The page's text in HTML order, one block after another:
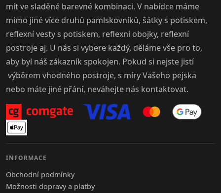
mít ve sladěné barevné kombinaci. V nabídce máme
mimo jiné více druhů pamlskovníků, šátky s potiskem,
reflexní vesty s potiskem, reflexní obojky, reflexní
postroje aj. U nás si vybere každý, děláme vše pro to,
aby byl náš zákazník spokojen. Pokud si nejste jistí
výběrem vhodného postroje, s míry Vašeho pejska
nebo máte jiné přání, neváhejte nás kontaktovat.
INFORMACE
Obchodní podmínky
Možnosti dopravy a platby